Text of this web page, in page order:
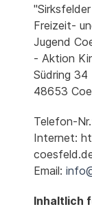
Freizeit-
Jugend
- Aktion
Südring 34
48653
Telefon-
Internet:
Email:
Inhaltlich